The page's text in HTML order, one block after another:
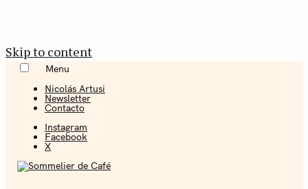
Skip to content
Menu
Nicolás Artusi
Newsletter
Contacto
Instagram
Facebook
X